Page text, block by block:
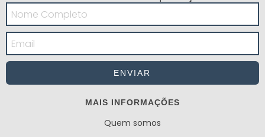
MAIS INFORMAÇÕES
Quem somos